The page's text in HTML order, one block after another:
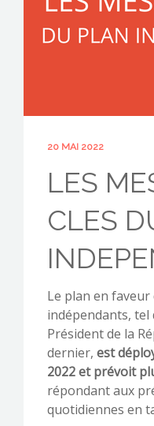
ACTUS & DOSSIERS
20 MAI 2022
LES
CLES
Le plan en
indépendants, tel
Président de la
dernier, est
2022 et prévoit
répondant aux
quotidiennes en